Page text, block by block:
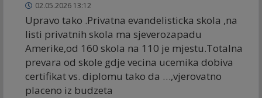
02.05.2026 13:12
Upravo tako .Privatna evandelisticka skola ,na
listi privatnih skola ma sjeverozapadu
Amerike,od 160 skola na 110 je mjestu.Totalna
prevara od skole gdje vecina ucemika dobiva
certifikat vs. diplomu tako da …,vjerovatno
placeno iz budzeta